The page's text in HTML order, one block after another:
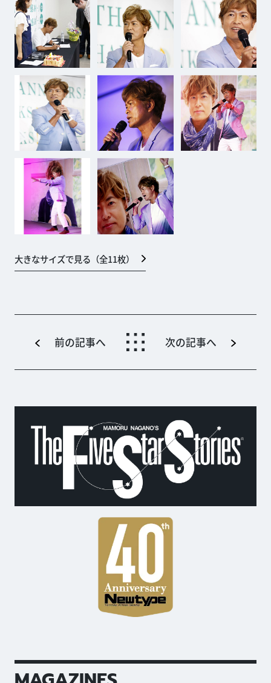
大きなサイズで見る（全11枚）
前の記事へ 次の記事へ